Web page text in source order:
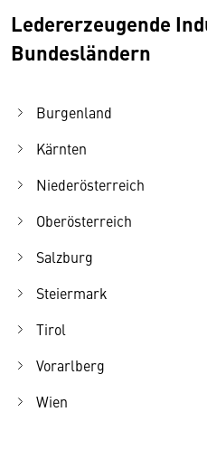
Ledererzeugende
Bundesländern
Burgenland
Kärnten
Niederösterreich
Oberösterreich
Salzburg
Steiermark
Tirol
Vorarlberg
Wien